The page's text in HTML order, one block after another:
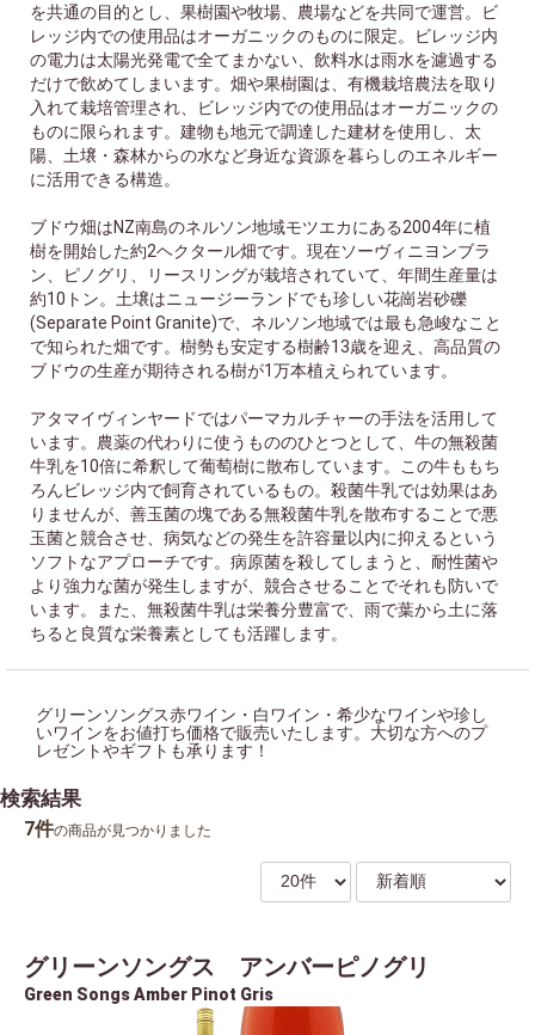
を共通の目的とし、果樹園や牧場、農場などを共同で運営。ビ
レッジ内での使用品はオーガニックのものに限定。ビレッジ内
の電力は太陽光発電で全てまかない、飲料水は雨水を濾過する
だけで飲めてしまいます。畑や果樹園は、有機栽培農法を取り
入れて栽培管理され、ビレッジ内での使用品はオーガニックの
ものに限られます。建物も地元で調達した建材を使用し、太
陽、土壌・森林からの水など身近な資源を暮らしのエネルギー
に活用できる構造。
ブドウ畑はNZ南島のネルソン地域モツエカにある2004年に植
樹を開始した約2ヘクタール畑です。現在ソーヴィニヨンブラ
ン、ピノグリ、リースリングが栽培されていて、年間生産量は
約10トン。土壌はニュージーランドでも珍しい花崗岩砂礫
(Separate Point Granite)で、ネルソン地域では最も急峻なこと
で知られた畑です。樹勢も安定する樹齢13歳を迎え、高品質の
ブドウの生産が期待される樹が1万本植えられています。
アタマイヴィンヤードではパーマカルチャーの手法を活用して
います。農薬の代わりに使うもののひとつとして、牛の無殺菌
牛乳を10倍に希釈して葡萄樹に散布しています。この牛ももち
ろんビレッジ内で飼育されているもの。殺菌牛乳では効果はあ
りませんが、善玉菌の塊である無殺菌牛乳を散布することで悪
玉菌と競合させ、病気などの発生を許容量以内に抑えるという
ソフトなアプローチです。病原菌を殺してしまうと、耐性菌や
より強力な菌が発生しますが、競合させることでそれも防いで
います。また、無殺菌牛乳は栄養分豊富で、雨で葉から土に落
ちると良質な栄養素としても活躍します。
グリーンソングス赤ワイン・白ワイン・希少なワインや珍し
いワインをお値打ち価格で販売いたします。大切な方へのプ
レゼントやギフトも承ります！
検索結果
7件の商品が見つかりました
グリーンソングス アンバーピノグリ
Green Songs Amber Pinot Gris